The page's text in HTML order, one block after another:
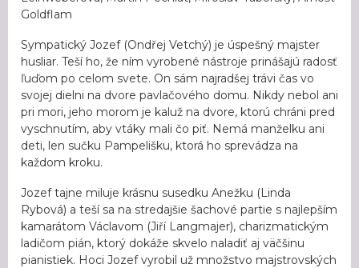
Goldflam
Sympatický Jozef (Ondřej Vetchý) je úspešný majster
husliar. Teší ho, že ním vyrobené nástroje prinášajú radosť
ľuďom po celom svete. On sám najradšej trávi čas vo
svojej dielni na dvore pavlačového domu. Nikdy nebol ani
pri mori, jeho morom je kaluž na dvore, ktorú chráni pred
vyschnutím, aby vtáky mali čo piť. Nemá manželku ani
deti, len sučku Pampelišku, ktorá ho sprevádza na
každom kroku.
Jozef tajne miluje krásnu susedku Anežku (Linda
Rybová) a teší sa na stredajšie šachové partie s najlepším
kamarátom Václavom (Jiří Langmajer), charizmatickým
ladičom pián, ktorý dokáže skvelo naladiť aj väčšinu
pianistiek. Hoci Jozef vyrobil už množstvo majstrovských